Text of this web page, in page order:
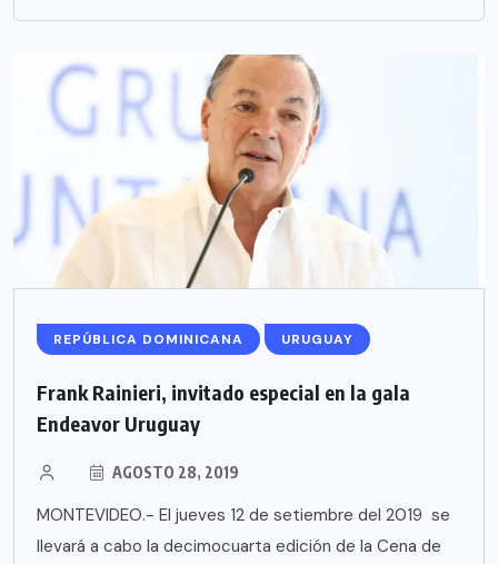
REPÚBLICA DOMINICANA URUGUAY
Frank Rainieri, invitado especial en la gala
Endeavor Uruguay
AGOSTO 28, 2019
MONTEVIDEO.- El jueves 12 de setiembre del 2019 se
llevará a cabo la decimocuarta edición de la Cena de